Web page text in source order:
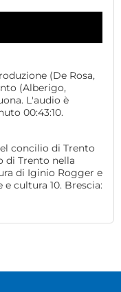
(De Rosa,
(Alberigo,
L'audio è
00:43:10.
concilio di Trento
di Trento nella
di Iginio Rogger e
e cultura 10. Brescia: